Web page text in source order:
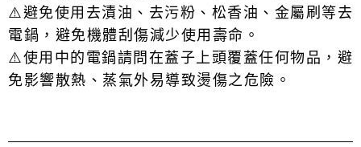
⚠️避免使用去漬油、去污粉、松香油、金屬刷等去
電鍋，避免機體刮傷減少使用壽命。
⚠️使用中的電鍋請問在蓋子上頭覆蓋任何物品，避
免影響散熱、蒸氣外易導致燙傷之危險。